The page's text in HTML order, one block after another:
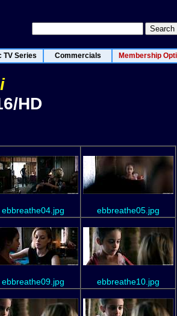
TV Series Commercials Membership
HD
ebbreathe04.jpg ebbreathe05.jpg
ebbreathe09.jpg ebbreathe10.jpg